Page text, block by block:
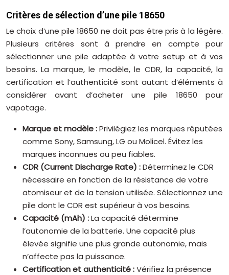
Critères de sélection d’une pile 18650
Le choix d’une pile 18650 ne doit pas être pris à la légère.
Plusieurs critères sont à prendre en compte pour
sélectionner une pile adaptée à votre setup et à vos
besoins. La marque, le modèle, le CDR, la capacité, la
certification et l’authenticité sont autant d’éléments à
considérer avant d’acheter une pile 18650 pour
vapotage.
Marque et modèle :Privilégiez les marques réputées
comme Sony, Samsung, LG ou Molicel. Évitez les
marques inconnues ou peu fiables.
CDR (Current Discharge Rate) :Déterminez le CDR
nécessaire en fonction de la résistance de votre
atomiseur et de la tension utilisée. Sélectionnez une
pile dont le CDR est supérieur à vos besoins.
Capacité (mAh) :La capacité détermine
l’autonomie de la batterie. Une capacité plus
élevée signifie une plus grande autonomie, mais
n’affecte pas la puissance.
Certification et authenticité :Vérifiez la présence